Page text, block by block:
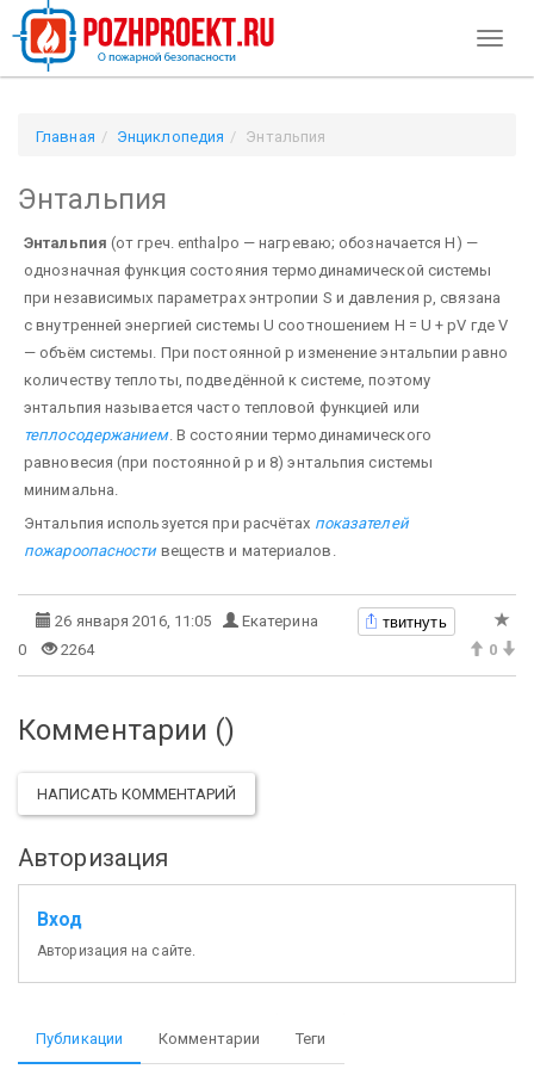
Главная Энциклопедия Энтальпия
Энтальпия
Энтальпия (от греч. enthalpo — нагреваю; обозначается Н) —
однозначная функция состояния термодинамической системы
при независимых параметрах энтропии S и давления р, связана
с внутренней энергией системы U соотношением Н = U + рV где V
— объём системы. При постоянной р изменение энтальпии равно
количеству теплоты, подведённой к системе, поэтому
энтальпия называется часто тепловой функцией или
теплосодержанием. В состоянии термодинамического
равновесия (при постоянной р и 8) энтальпия системы
минимальна.
Энтальпия используется при расчётах показателей
пожароопасностивеществ и материалов.
26 января 2016, 11:05 Екатерина твитнуть
0 2264 0
Комментарии ()
НАПИСАТЬ КОММЕНТАРИЙ
Авторизация
Вход
Авторизация на сайте.
Публикации Комментарии Теги